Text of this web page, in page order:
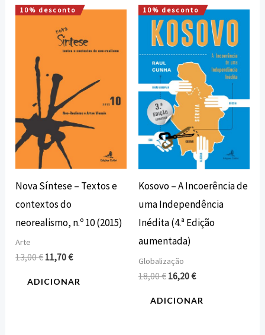
10% desconto
Nova Síntese – Textos e
contextos do
neorealismo, n.º 10 (2015)
Arte
13,00€
O
preço
original
era:
11,70€
O
atual
é:
ADICIONAR
10% desconto
Kosovo – A Incoerência de
uma Independência
Inédita (4.ª Edição
aumentada)
Globalização
18,00€
O
preço
original
era:
18,00 €.
16,20€
O
preço
atual
é:
16,20 €.
ADICIONAR